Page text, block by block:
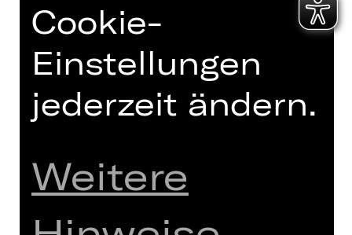
Home
Spielplan
Künstler*innen
Kartenkauf
Presse
Kontakt
Interner Bereich
ZVB/L
Cookies
Cookie-
Einstellungen
jederzeit ändern.
Weitere